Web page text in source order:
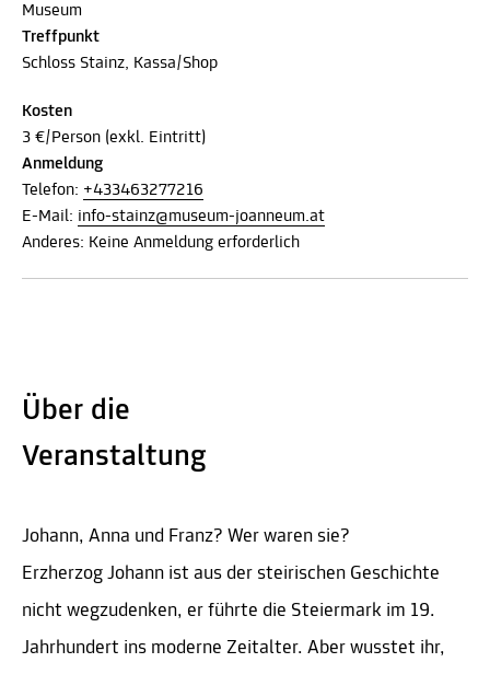
Museum
Treffpunkt
Schloss Stainz, Kassa/Shop
Kosten
3 €/Person (exkl. Eintritt)
Anmeldung
Telefon: +433463277216
E-Mail: info-stainz@museum-joanneum.at
Anderes: Keine Anmeldung erforderlich
Über die
Veranstaltung
Johann, Anna und Franz? Wer waren sie?
Erzherzog Johann ist aus der steirischen Geschichte
nicht wegzudenken, er führte die Steiermark im 19.
Jahrhundert ins moderne Zeitalter. Aber wusstet ihr,